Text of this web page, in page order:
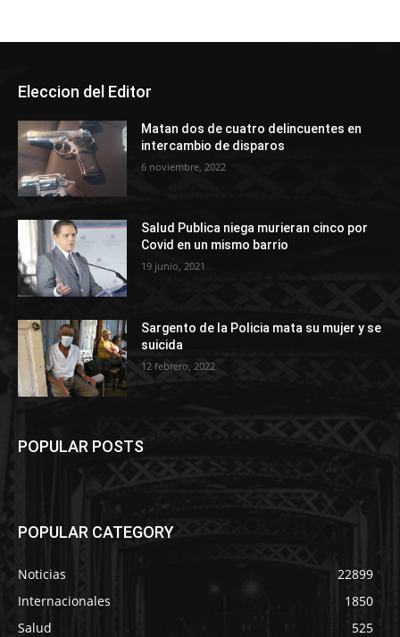
Eleccion del Editor
Matan dos de cuatro delincuentes en
intercambio de disparos
6 noviembre, 2022
Salud Publica niega murieran cinco por
Covid en un mismo barrio
19 junio, 2021
Sargento de la Policia mata su mujer y se
suicida
12 febrero, 2022
POPULAR POSTS
POPULAR CATEGORY
Noticias
22899
Internacionales
1850
Salud
525